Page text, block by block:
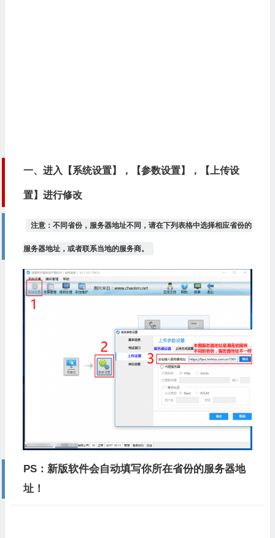
一、进入【系统设置】，【参数设置】，【上传设
置】进行修改
注意：不同省份，服务器地址不同，请在下列表格中选择相应省份的
服务器地址，或者联系当地的服务商。
PS：新版软件会自动填写你所在省份的服务器地
址！